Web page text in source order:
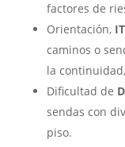
factores de
Orientación,
caminos o
la
Dificultad de
sendas con
piso.